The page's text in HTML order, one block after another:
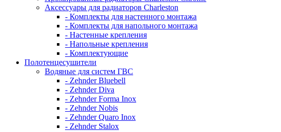
Аксессуары для радиаторов Charleston
- Комплекты для настенного монтажа
- Комплекты для напольного монтажа
- Настенные крепления
- Напольные крепления
- Комплектующие
Полотенцесушители
Водяные для систем ГВС
- Zehnder Bluebell
- Zehnder Diva
- Zehnder Forma Inox
- Zehnder Nobis
- Zehnder Quaro Inox
- Zehnder Stalox